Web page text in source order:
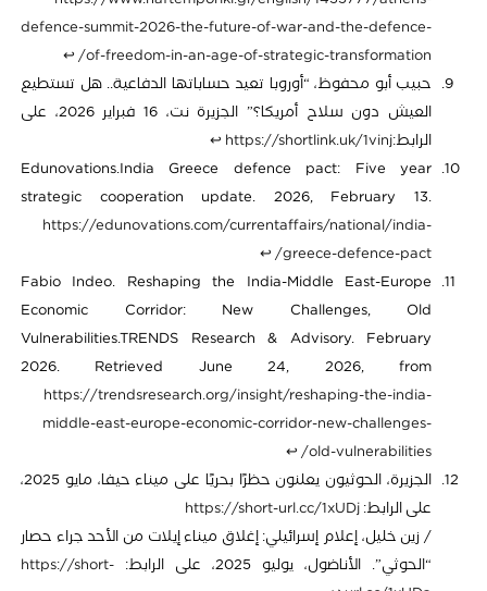
defence-summit-2026-the-future-of-war-and-the-defence-
of-freedom-in-an-age-of-strategic-transformation/
↩︎
حبيب أبو محفوظ، “أوروبا تعيد حساباتها الدفاعية.. هل تستطيع
العيش دون سلاح أمريكا؟” الجزيرة نت، 16 فبراير 2026، على
الرابط:https://shortlink.uk/1vinj
↩︎
Edunovations.India Greece defence pact: Five year
strategic cooperation update. 2026, February 13.
https://edunovations.com/currentaffairs/national/india-
greece-defence-pact/
↩︎
Fabio Indeo. Reshaping the India-Middle East-Europe
Economic Corridor: New Challenges, Old
Vulnerabilities.TRENDS Research & Advisory. February
2026. Retrieved June 24, 2026, from
https://trendsresearch.org/insight/reshaping-the-india-
middle-east-europe-economic-corridor-new-challenges-
old-vulnerabilities/
↩︎
الجزيرة، الحوثيون يعلنون حظرًا بحريًا على ميناء حيفا، مايو 2025،
على الرابط:https://short-url.cc/1xUDj
/ زين خليل، إعلام إسرائيلي: إغلاق ميناء إيلات من الأحد جراء حصار
“الحوثي”. الأناضول، يوليو 2025، على الرابط:
https://short-